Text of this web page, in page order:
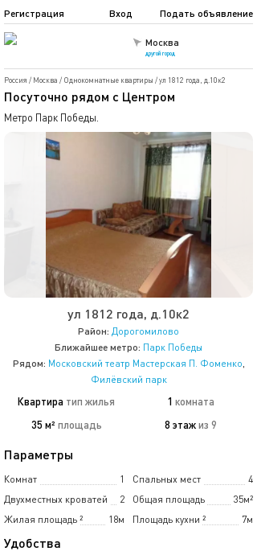
Москва
другой город
Подать объявление
Регистрация Вход
Россия / Москва / Однокомнатные квартиры /ул 1812 года, д.10к2
Посуточно рядом с Центром
Метро Парк Победы.
ул 1812 года, д.10к2
Район: Дорогомилово
Ближайшее метро: Парк Победы
Рядом: Московский театр Мастерская П. Фоменко,
Филёвский парк
Квартира тип жилья 1 комната
35 м² площадь 8 этажиз 9
Параметры
Комнат 1 Спальных мест
4
Двухместных кроватей
2 Общая площадь
35м²
Жилая площадь
18м
² Площадь кухни 7м
²
Удобства